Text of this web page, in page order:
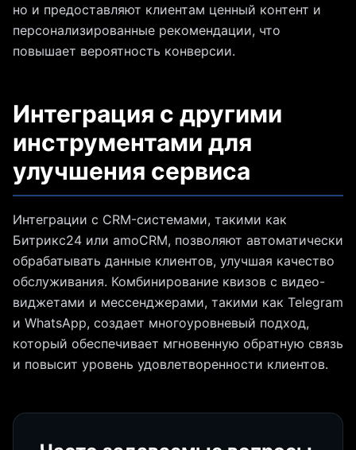
но и предоставляют клиентам ценный контент и
персонализированные рекомендации, что
повышает вероятность конверсии.
Интеграция с другими
инструментами для
улучшения сервиса
Интеграции с CRM-системами, такими как
Битрикс24 или amoCRM, позволяют автоматически
обрабатывать данные клиентов, улучшая качество
обслуживания. Комбинирование квизов с видео-
виджетами и мессенджерами, такими как Telegram
и WhatsApp, создает многоуровневый подход,
который обеспечивает мгновенную обратную связь
и повысит уровень удовлетворенности клиентов.